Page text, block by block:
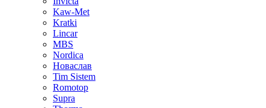
Kaw-Met
Kratki
Lincar
MBS
Nordica
Новаслав
Tim Sistem
Romotop
Supra